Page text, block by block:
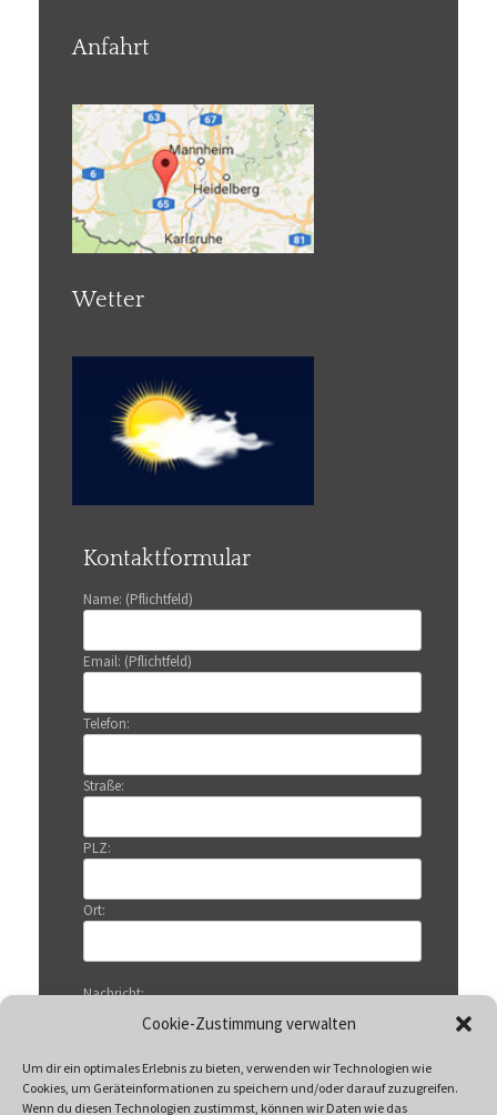
Cookie-Zustimmung verwalten
Um dir ein optimales Erlebnis zu bieten, verwenden wir Technologien wie
Cookies, um Geräteinformationen zu speichern und/oder darauf zuzugreifen.
Wenn du diesen Technologien zustimmst, können wir Daten wie das
Anfahrt
Wetter
Kontaktformular
Name: (Pflichtfeld)
Email: (Pflichtfeld)
Telefon:
Straße:
PLZ:
Ort:
Nachricht: